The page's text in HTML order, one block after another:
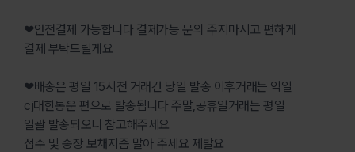
❤안전결제 가능합니다 결제가능 문의 주지마시고 편하게
결제 부탁드릴게요
❤배송은 평일 15시전 거래건 당일 발송 이후거래는 익일
cj대한통운 편으로 발송됩니다 주말,공휴일거래는 평일
일괄 발송되오니 참고해주세요
접수 및 송장 보채지좀 말아 주세요 제발요